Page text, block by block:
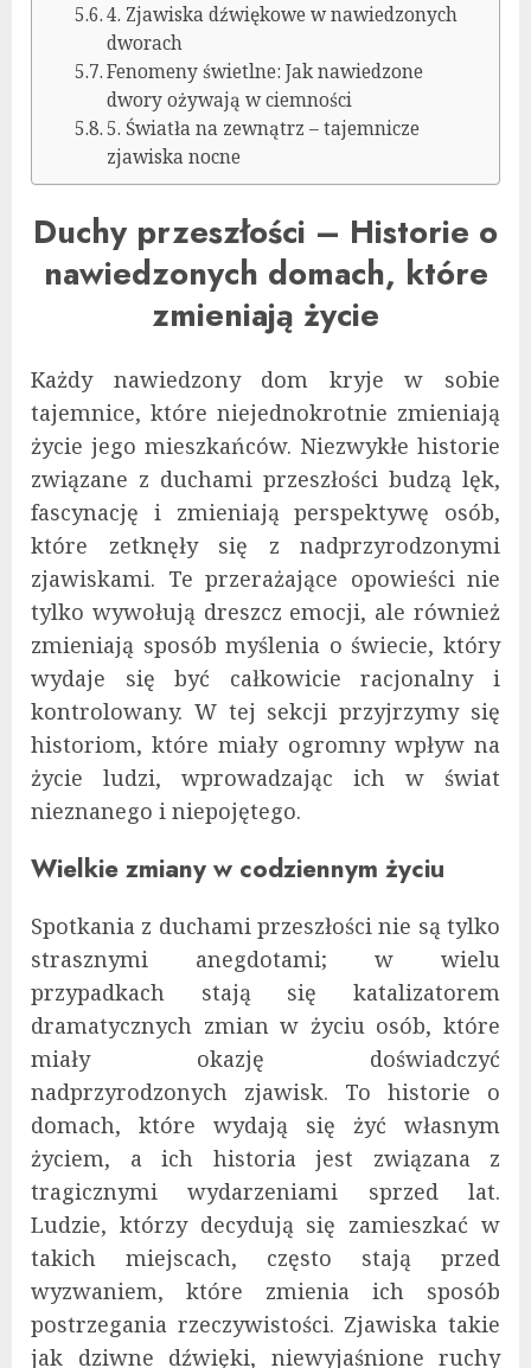
4. Zjawiska dźwiękowe w nawiedzonych
dworach
Fenomeny świetlne: Jak nawiedzone
dwory ożywają w ciemności
5. Światła na zewnątrz – tajemnicze
zjawiska nocne
Duchy przeszłości – Historie o
nawiedzonych domach, które
zmieniają życie
Każdy nawiedzony dom kryje w sobie
tajemnice, które niejednokrotnie zmieniają
życie jego mieszkańców. Niezwykłe historie
związane z duchami przeszłości budzą lęk,
fascynację i zmieniają perspektywę osób,
które zetknęły się z nadprzyrodzonymi
zjawiskami. Te przerażające opowieści nie
tylko wywołują dreszcz emocji, ale również
zmieniają sposób myślenia o świecie, który
wydaje się być całkowicie racjonalny i
kontrolowany. W tej sekcji przyjrzymy się
historiom, które miały ogromny wpływ na
życie ludzi, wprowadzając ich w świat
nieznanego i niepojętego.
Wielkie zmiany w codziennym życiu
Spotkania z duchami przeszłości nie są tylko
strasznymi anegdotami; w wielu
przypadkach stają się katalizatorem
dramatycznych zmian w życiu osób, które
miały okazję doświadczyć
nadprzyrodzonych zjawisk. To historie o
domach, które wydają się żyć własnym
życiem, a ich historia jest związana z
tragicznymi wydarzeniami sprzed lat.
Ludzie, którzy decydują się zamieszkać w
takich miejscach, często stają przed
wyzwaniem, które zmienia ich sposób
postrzegania rzeczywistości. Zjawiska takie
jak dziwne dźwięki, niewyjaśnione ruchy